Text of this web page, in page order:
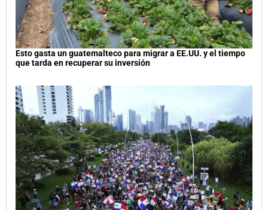
Esto gasta un guatemalteco para migrar a EE.UU. y el tiempo
que tarda en recuperar su inversión